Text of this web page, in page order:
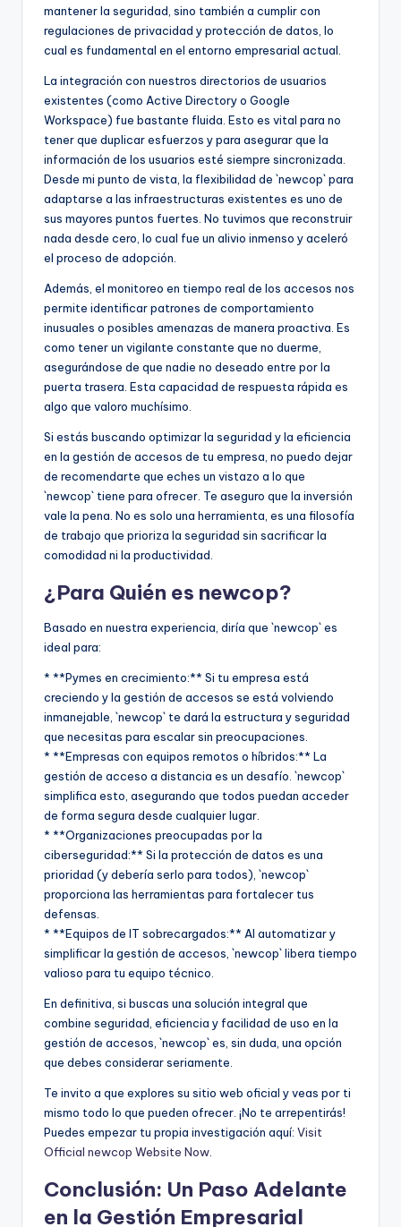
mantener la seguridad, sino también a cumplir con
regulaciones de privacidad y protección de datos, lo
cual es fundamental en el entorno empresarial actual.
La integración con nuestros directorios de usuarios
existentes (como Active Directory o Google
Workspace) fue bastante fluida. Esto es vital para no
tener que duplicar esfuerzos y para asegurar que la
información de los usuarios esté siempre sincronizada.
Desde mi punto de vista, la flexibilidad de `newcop` para
adaptarse a las infraestructuras existentes es uno de
sus mayores puntos fuertes. No tuvimos que reconstruir
nada desde cero, lo cual fue un alivio inmenso y aceleró
el proceso de adopción.
Además, el monitoreo en tiempo real de los accesos nos
permite identificar patrones de comportamiento
inusuales o posibles amenazas de manera proactiva. Es
como tener un vigilante constante que no duerme,
asegurándose de que nadie no deseado entre por la
puerta trasera. Esta capacidad de respuesta rápida es
algo que valoro muchísimo.
Si estás buscando optimizar la seguridad y la eficiencia
en la gestión de accesos de tu empresa, no puedo dejar
de recomendarte que eches un vistazo a lo que
`newcop` tiene para ofrecer. Te aseguro que la inversión
vale la pena. No es solo una herramienta, es una filosofía
de trabajo que prioriza la seguridad sin sacrificar la
comodidad ni la productividad.
¿Para Quién es newcop?
Basado en nuestra experiencia, diría que `newcop` es
ideal para:
* **Pymes en crecimiento:** Si tu empresa está
creciendo y la gestión de accesos se está volviendo
inmanejable, `newcop` te dará la estructura y seguridad
que necesitas para escalar sin preocupaciones.
* **Empresas con equipos remotos o híbridos:** La
gestión de acceso a distancia es un desafío. `newcop`
simplifica esto, asegurando que todos puedan acceder
de forma segura desde cualquier lugar.
* **Organizaciones preocupadas por la
ciberseguridad:** Si la protección de datos es una
prioridad (y debería serlo para todos), `newcop`
proporciona las herramientas para fortalecer tus
defensas.
* **Equipos de IT sobrecargados:** Al automatizar y
simplificar la gestión de accesos, `newcop` libera tiempo
valioso para tu equipo técnico.
En definitiva, si buscas una solución integral que
combine seguridad, eficiencia y facilidad de uso en la
gestión de accesos, `newcop` es, sin duda, una opción
que debes considerar seriamente.
Te invito a que explores su sitio web oficial y veas por ti
mismo todo lo que pueden ofrecer. ¡No te arrepentirás!
Puedes empezar tu propia investigación aquí: Visit
Official newcop Website Now
Conclusión: Un Paso Adelante
en la Gestión Empresarial